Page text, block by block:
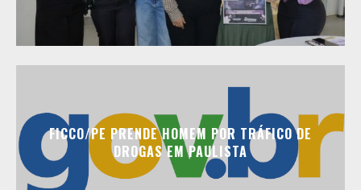
FICCO/PE PRENDE HOMEM POR TRÁFICO DE
DROGAS EM PAULISTA